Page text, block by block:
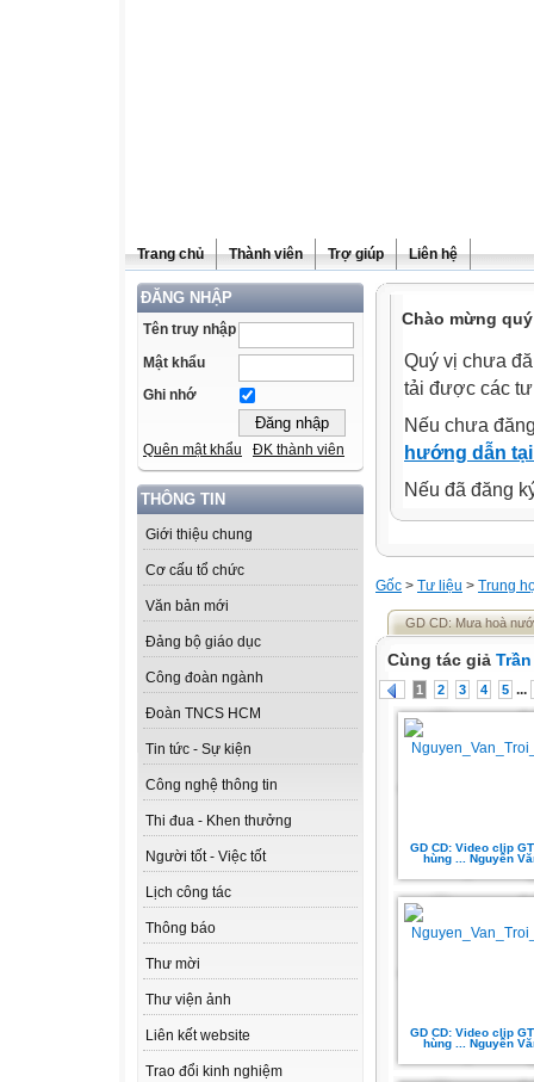
Trang chủ Thành viên Trợ giúp Liên hệ
ĐĂNG NHẬP
Tên truy nhập
Mật khẩu
Ghi nhớ
Quên mật khẩu ĐK thành viên
THÔNG TIN
Giới thiệu chung
Cơ cấu tổ chức
Văn bản mới
Đảng bộ giáo dục
Công đoàn ngành
Đoàn TNCS HCM
Tin tức - Sự kiện
Công nghệ thông tin
Thi đua - Khen thưởng
Người tốt - Việc tốt
Lịch công tác
Thông báo
Thư mời
Thư viện ảnh
Liên kết website
Trao đổi kinh nghiệm
Chào mừng
Quý vị chưa
tải được các
Nếu chưa
hướng dẫn
Nếu đã đăng
Gốc > Tư liệu > Trung
GD CD: Mưa hoà
Cùng tác giả
1 2 3 4 5 ...
GD CD: Video clip
hùng ... Nguyễn
GD CD: Video clip
hùng ... Nguyễn